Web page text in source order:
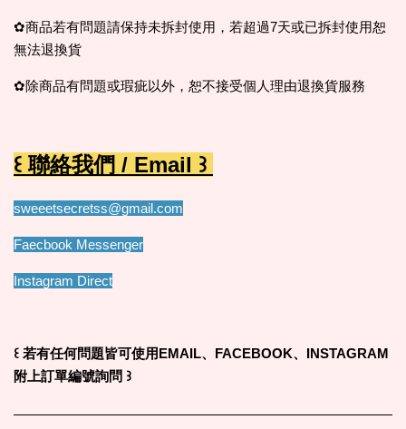
✿商品若有問題請保持未拆封使用，若超過7天或已拆封使用恕
無法退換貨
✿除商品有問題或瑕疵以外，恕不接受個人理由退換貨服務
꒰ 聯絡我們 / Email ꒱
sweeetsecretss@gmail.com
Faecbook Messenger
Instagram Direct
꒰ 若有任何問題皆可使用EMAIL、FACEBOOK、INSTAGRAM
附上訂單編號詢問 ꒱